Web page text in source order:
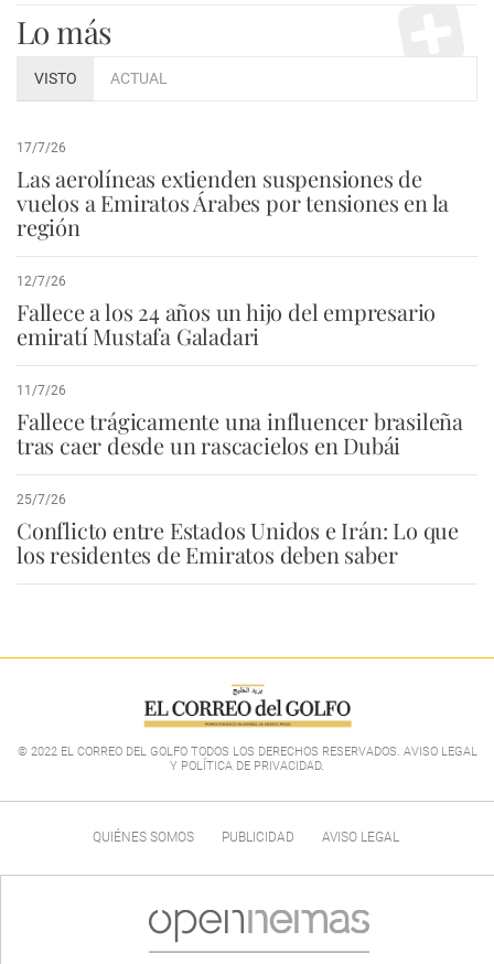
Lo más
VISTO ACTUAL
17/7/26
Las aerolíneas extienden suspensiones de
vuelos a Emiratos Árabes por tensiones en la
región
12/7/26
Fallece a los 24 años un hijo del empresario
emiratí Mustafa Galadari
11/7/26
Fallece trágicamente una influencer brasileña
tras caer desde un rascacielos en Dubái
25/7/26
Conflicto entre Estados Unidos e Irán: Lo que
los residentes de Emiratos deben saber
© 2022 EL CORREO DEL GOLFO TODOS LOS DERECHOS RESERVADOS. AVISO LEGAL
Y POLÍTICA DE PRIVACIDAD.
QUIÉNES SOMOS PUBLICIDAD AVISO LEGAL